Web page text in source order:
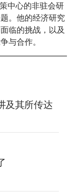
中心的非驻会研
。他的经济研究
临的挑战，以及
与合作。
及其所传达